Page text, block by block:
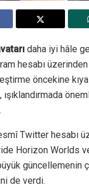
daha iyi hâle
hesabı üzerinden
öncekine
ışıklandırmada
Twitter hesabı
Horizon Worlds
güncellemenin
de verdi.